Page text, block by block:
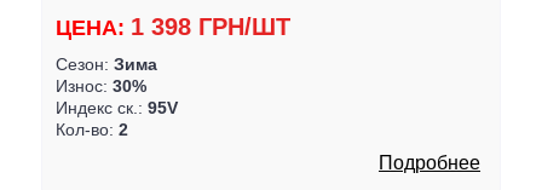
ЦЕНА: 1 398 ГРН/ШТ
Сезон: Зима
Износ: 30%
Индекс ск.: 95V
Кол-во: 2
Подробнее